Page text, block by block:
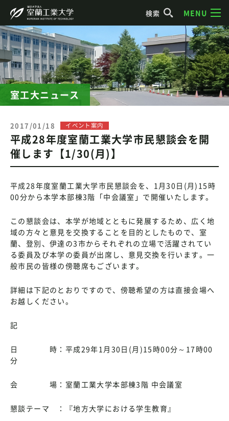
検索 MENU
室工大ニュース
2017/01/18 イベント案内
平成28年度室蘭工業大学市民懇談会を開
催します【1/30(月)】
平成28年度室蘭工業大学市民懇談会を、1月30日(月)15時
00分から本学本部棟3階「中会議室」で開催いたします。
この懇談会は、本学が地域とともに発展するため、広く地
域の方々と意見を交換することを目的としたもので、室
蘭、登別、伊達の3市からそれぞれの立場で活躍されてい
る委員及び本学の委員が出席し、意見交換を行います。一
般市民の皆様の傍聴席もございます。
詳細は下記のとおりですので、傍聴希望の方は直接会場へ
お越しください。
記
日 時：平成29年1月30日(月)15時00分～17時00
分
会 場：室蘭工業大学本部棟3階 中会議室
懇談テーマ ：『地方大学における学生教育』